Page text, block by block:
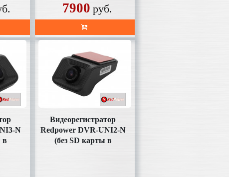
7900 руб.
N
в
Видеорегистратор
Redpower DVR-UNI2-N
(без SD карты в